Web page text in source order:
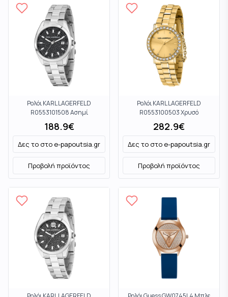
Ρολόι KARL LAGERFELD
R0553101508 Ασημί
188.9€
Δες το στο e-papoutsia.gr
Προβολή προϊόντος
Ρολόι KARL LAGERFELD
R0553100503 Χρυσό
282.9€
Δες το στο e-papoutsia.gr
Προβολή προϊόντος